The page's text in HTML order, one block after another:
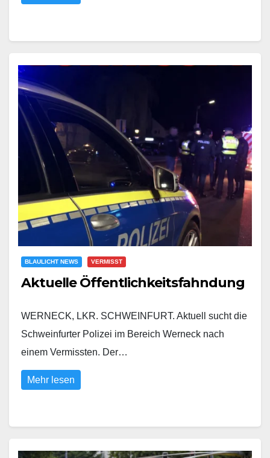
BLAULICHT NEWS VERMISST
Aktuelle Öffentlichkeitsfahndung
WERNECK, LKR. SCHWEINFURT. Aktuell sucht die
Schweinfurter Polizei im Bereich Werneck nach
einem Vermissten. Der…
Mehr lesen